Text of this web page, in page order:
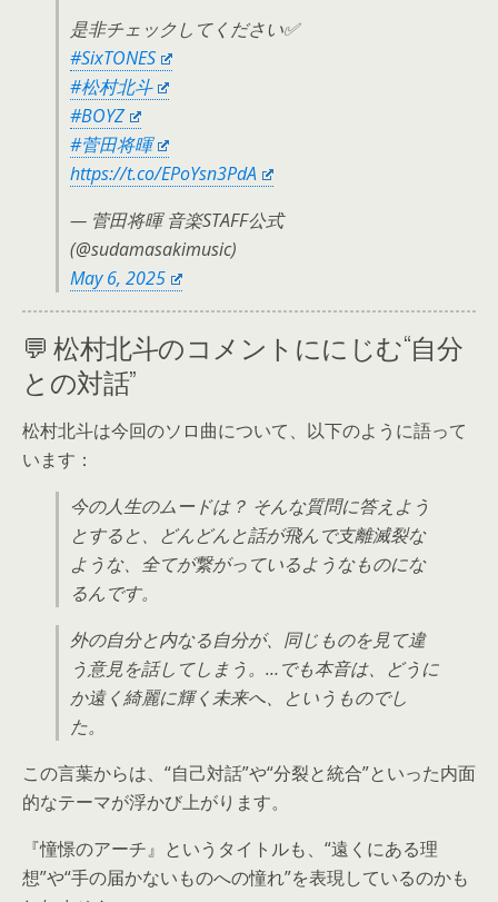
是非チェックしてください✅
#SixTONES
#松村北斗
#BOYZ
#菅田将暉
https://t.co/EPoYsn3PdA
— 菅田将暉 音楽STAFF公式
(@sudamasakimusic)
May 6, 2025
💬 松村北斗のコメントににじむ“自分
との対話”
松村北斗は今回のソロ曲について、以下のように語って
います：
今の人生のムードは？ そんな質問に答えよう
とすると、どんどんと話が飛んで支離滅裂な
ような、全てが繋がっているようなものにな
るんです。
外の自分と内なる自分が、同じものを見て違
う意見を話してしまう。…でも本音は、どうに
か遠く綺麗に輝く未来へ、というものでし
た。
この言葉からは、“自己対話”や“分裂と統合”といった内面
的なテーマが浮かび上がります。
『憧憬のアーチ』というタイトルも、“遠くにある理
想”や“手の届かないものへの憧れ”を表現しているのかも